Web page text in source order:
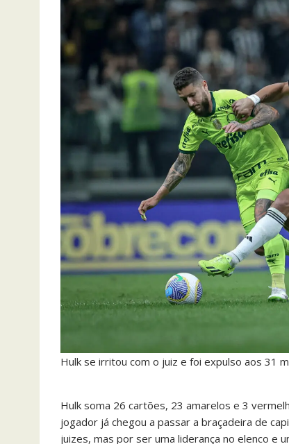
Hulk se irritou com o juiz e foi expulso aos 31
Hulk soma 26 cartões, 23 amarelos e 3
jogador já chegou a passar a braçadeira de
juizes, mas por ser uma liderança no elenco e